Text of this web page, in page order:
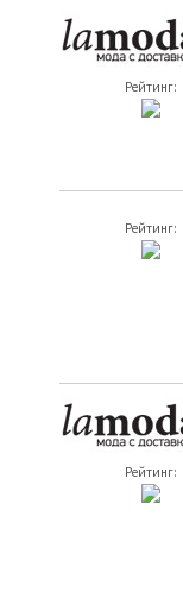
Рейтинг:
Рейтинг:
Рейтинг: